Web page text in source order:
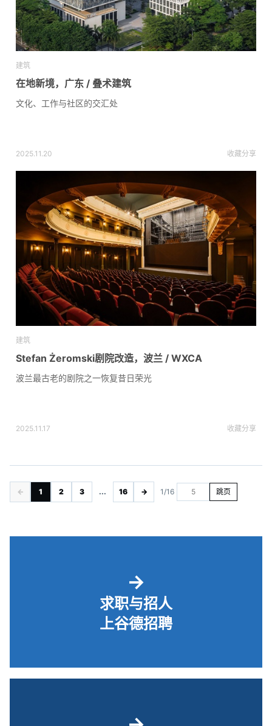
建筑
在地新境，广东 / 叠术建筑
文化、工作与社区的交汇处
2025.11.20 收藏分享
建筑
Stefan Żeromski剧院改造，波兰 / WXCA
波兰最古老的剧院之一恢复昔日荣光
2025.11.17 收藏分享
← 1 2 3 ... 16 → 1/16 跳页
→
求职与招人
上谷德招聘